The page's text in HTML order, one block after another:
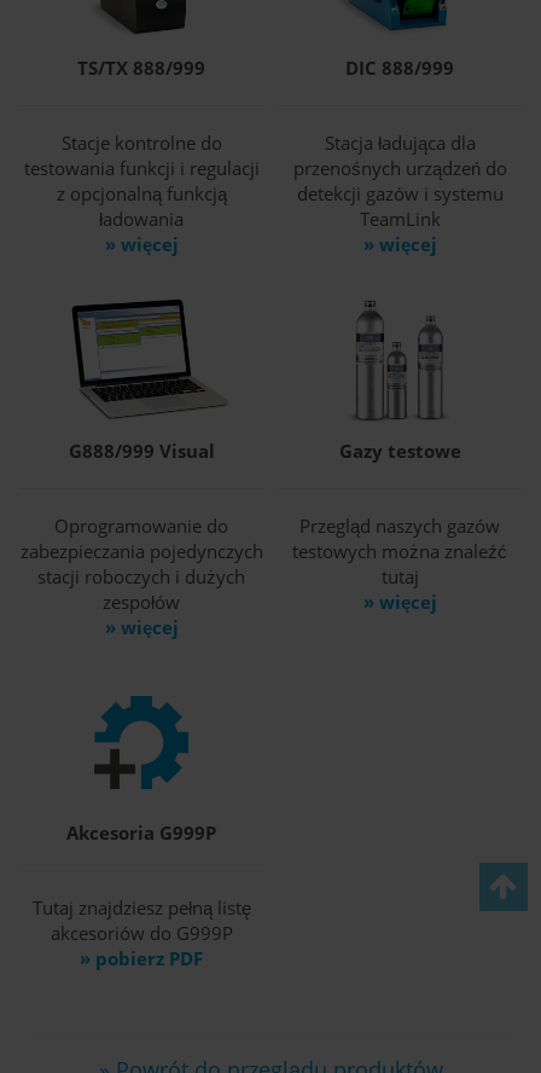
TS/TX 888/999
Stacje kontrolne do
testowania funkcji i regulacji
z opcjonalną funkcją
ładowania
» więcej
DIC 888/999
Stacja ładująca dla
przenośnych urządzeń do
detekcji gazów i systemu
TeamLink
» więcej
G888/999 Visual
Oprogramowanie do
zabezpieczania pojedynczych
stacji roboczych i dużych
zespołów
» więcej
Gazy testowe
Przegląd naszych gazów
testowych można znaleźć
tutaj
» więcej
Akcesoria G999P
Tutaj znajdziesz pełną listę
akcesoriów do G999P
» pobierz PDF